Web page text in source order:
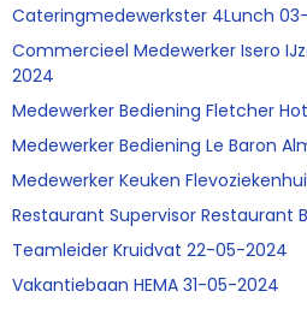
Cateringmedewerkster 4Lunch
Commercieel Medewerker Isero
2024
Medewerker Bediening Fletcher
Medewerker Bediening Le Baron
Medewerker Keuken
Restaurant Supervisor Restaurant
Teamleider Kruidvat 22-05-2024
Vakantiebaan HEMA 31-05-2024